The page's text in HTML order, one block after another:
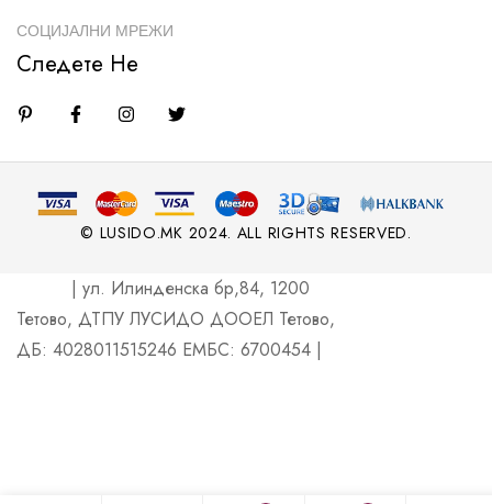
СОЦИЈАЛНИ МРЕЖИ
Следете Не
© LUSIDO.MK 2024. ALL RIGHTS RESERVED.
| ул. Илинденска бр,84, 1200
Тетово, ДТПУ ЛУСИДО ДООЕЛ Тетово,
ДБ: 4028011515246 ЕМБС: 6700454 |